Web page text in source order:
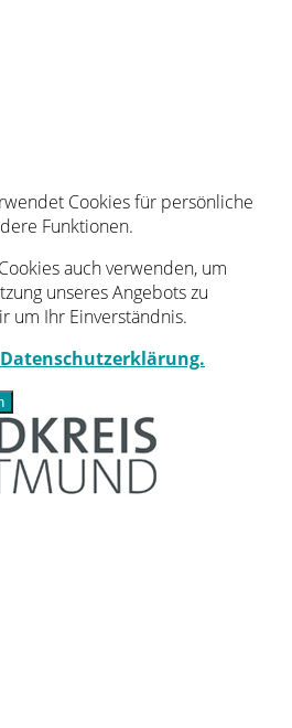
Cookies für persönliche
Funktionen.
auch verwenden, um
unseres Angebots zu
um Ihr Einverständnis.